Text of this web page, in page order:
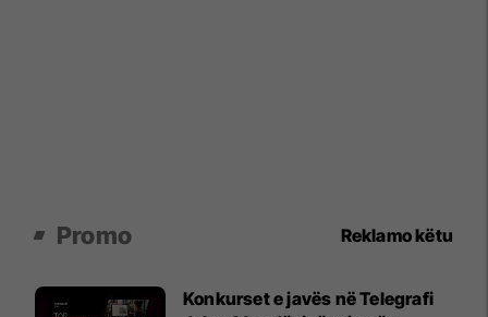
Promo Reklamo këtu
Konkurset e javës në Telegrafi